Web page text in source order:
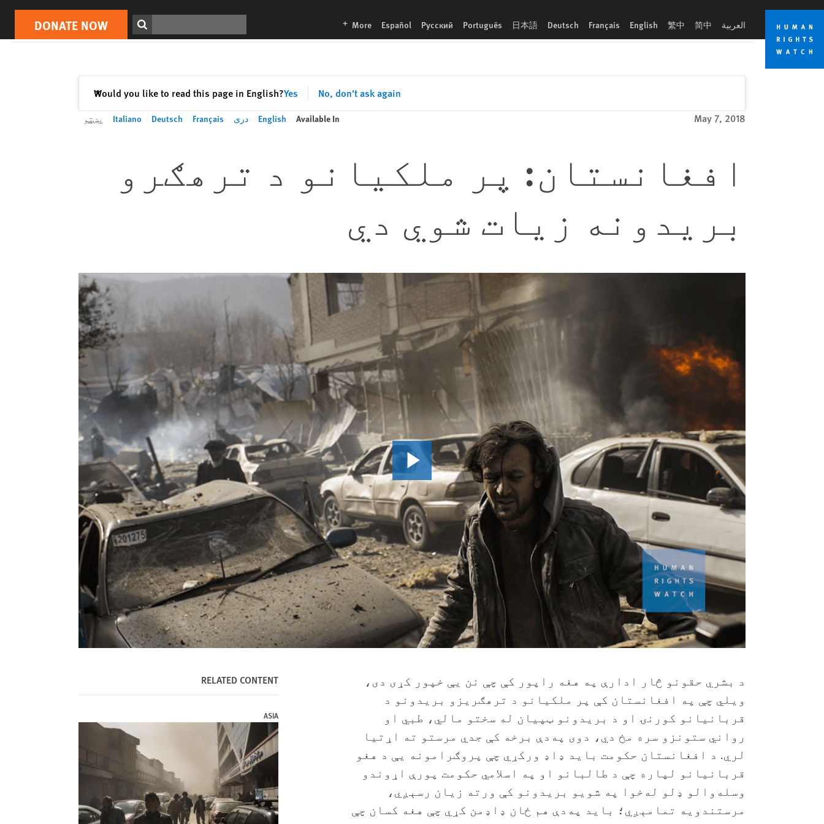
Skip
cookie
privacy
notice
Skip
main
content
العربية 简中
繁中
English
Français
Deutsch
日本語
Português
Русский
Español
More
languages
DONATE NOW
Would you like to read this page in English?Yes No, don't ask again
✕Close
May 7, 2018
Available In
English دری Français
Deutsch
Italiano پښتو
افغانستان: پر ملکيانو د ترهګرو
بریدونه زیات شوي دي
د بشري حقونو څار ادارې په هغه راپور کې چې نن يې خپور کړی دی،
ويلي چې په افغانستان کې پر ملکیانو د ترهګریزو بريدونو د
قربانیانو کورنۍ او د بریدونو ټپيان له سختو مالي، طبي او
رواني ستونزو سره مخ دي، دوی په‌دې برخه کې جدي مرستو ته اړتیا
لري. د افغانستان حکومت باید ډاډ ورکړي چې پروګرامونه يې د هغو
قربانیانو لپاره چې د طالبانو او په اسلامي حکومت پورې اړوندو
وسله‌والو ډلو له‌خوا په شویو بریدونو کې ورته زیان رسېږي،
مرستندویه تمامېږي؛ باید په‌دې هم ځان ډاډمن کړي چې هغه کسان چې
RELATED CONTENT
ASIA